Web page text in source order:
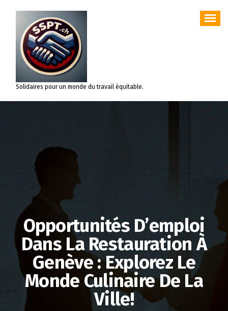
contenu
Solidaires pour un monde du travail équitable.
Opportunités D’emploi
Dans La Restauration À
Genève : Explorez Le
Monde Culinaire De La
Ville!